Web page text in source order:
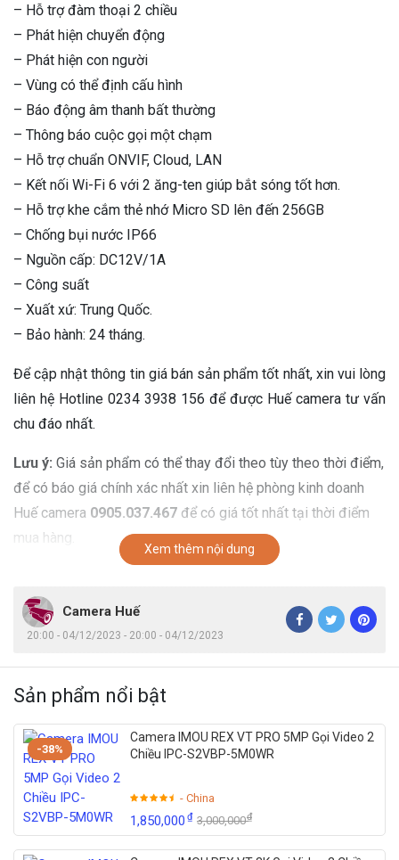
– Hỗ trợ đàm thoại 2 chiều
– Phát hiện chuyển động
– Phát hiện con người
– Vùng có thể định cấu hình
– Báo động âm thanh bất thường
– Thông báo cuộc gọi một chạm
– Hỗ trợ chuẩn ONVIF, Cloud, LAN
– Kết nối Wi-Fi 6 với 2 ăng-ten giúp bắt sóng tốt hơn.
– Hỗ trợ khe cắm thẻ nhớ Micro SD lên đến 256GB
– Chống bụi nước IP66
– Nguồn cấp: DC12V/1A
– Công suất
– Xuất xứ: Trung Quốc.
– Bảo hành: 24 tháng.
Để cập nhật thông tin giá bán sản phẩm tốt nhất, xin vui lòng
liên hệ Hotline 0234 3938 156 để được Huế camera tư vấn
chu đáo nhất.
Lưu ý: Giá sản phẩm có thể thay đổi theo tùy theo thời điểm,
để có báo giá chính xác nhất xin liên hệ phòng kinh doanh
Huế camera 0905.037.467 để có giá tốt nhất tại thời điểm
mua hàng.
Xem thêm nội dung
Camera Huế
20:00 - 04/12/2023 - 20:00 - 04/12/2023
Sản phẩm nổi bật
-38%
Camera IMOU REX VT PRO 5MP Gọi Video 2
Chiều IPC-S2VBP-5M0WR
- China
1,850,000₫ 3,000,000₫